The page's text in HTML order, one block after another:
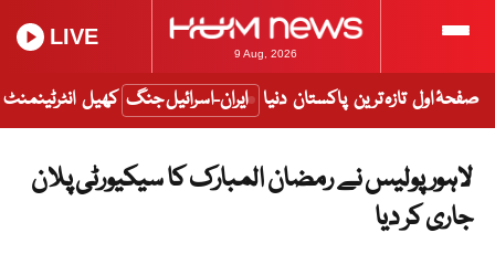
9 Aug, 2026
LIVE
صفحۂ اول تازہ ترین پاکستان دنیا ایران-اسرائیل جنگ کھیل انٹرٹینمنٹ
لاہور پولیس نے رمضان المبارک کا سیکیورٹی پلان
جاری کر دیا